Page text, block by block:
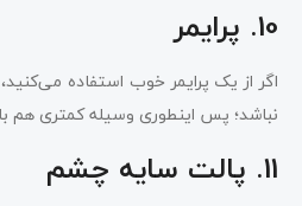
10. پرایمر
اگر از یک پرایمر خوب استفاده
نباشد؛ پس اینطوری وسیله کمتری هم
11. پالت سایه چشم